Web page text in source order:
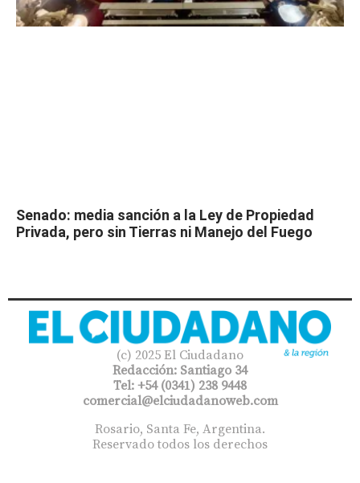
Senado: media sanción a la Ley de Propiedad
Privada, pero sin Tierras ni Manejo del Fuego
(c) 2025 El Ciudadano
Redacción: Santiago 34
Tel: +54 (0341) 238 9448
comercial@elciudadanoweb.com​
Rosario, Santa Fe, Argentina.
Reservado todos los derechos